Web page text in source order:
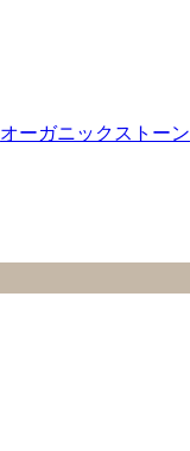
オーガニックストーン